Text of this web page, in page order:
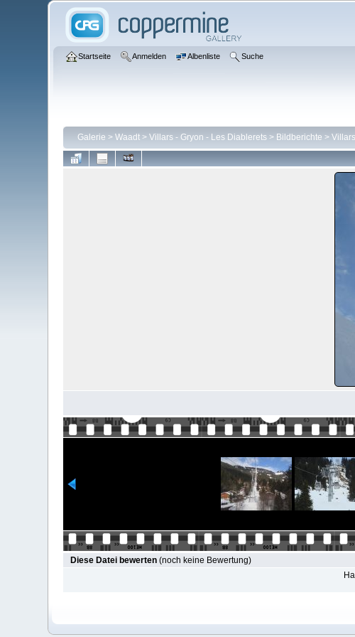
Startseite Anmelden Albenliste Suche
Galerie > Waadt> Villars - Gryon - Les Diablerets> Bildberichte >
Diese Datei bewerten(noch keine Bewertung)